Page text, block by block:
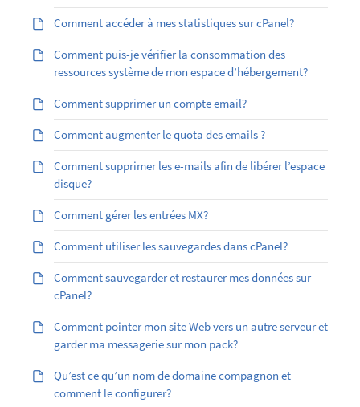
Comment accéder à mes statistiques sur cPanel?
Comment puis-je vérifier la consommation des
ressources système de mon espace d’hébergement?
Comment supprimer un compte email?
Comment augmenter le quota des emails ?
Comment supprimer les e-mails afin de libérer l’espace
disque?
Comment gérer les entrées MX?
Comment utiliser les sauvegardes dans cPanel?
Comment sauvegarder et restaurer mes données sur
cPanel?
Comment pointer mon site Web vers un autre serveur et
garder ma messagerie sur mon pack?
Qu’est ce qu’un nom de domaine compagnon et
comment le configurer?